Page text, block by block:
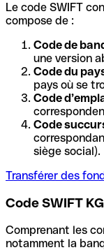
Le code SWIFT
compose de :
Code de
une version
Code du
pays où se
Code
Code
siège social).
Transférer des
Code SWIFT
Comprenant les
notamment la